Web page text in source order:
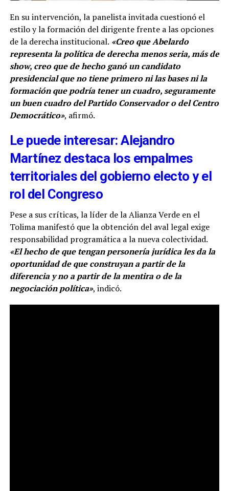
En su intervención, la panelista invitada cuestionó el
estilo y la formación del dirigente frente a las opciones
de la derecha institucional. «Creo que Abelardo
representa la política de derecha menos seria, más de
show, creo que de hecho ganó un candidato
presidencial que no tiene primero ni las bases ni la
formación que podría tener un cuadro, seguramente
un buen cuadro del Partido Conservador o del Centro
Democrático», afirmó.
Le puede interesar: Alejandro
Martínez destaca los empalmes
territoriales del gobierno electo y el
rol del Congreso
Pese a sus críticas, la líder de la Alianza Verde en el
Tolima manifestó que la obtención del aval legal exige
responsabilidad programática a la nueva colectividad.
«El hecho de que tengan personería jurídica les da la
oportunidad de que construyan a partir de la
diferencia y no a partir de la mentira o de la
negociación política», indicó.